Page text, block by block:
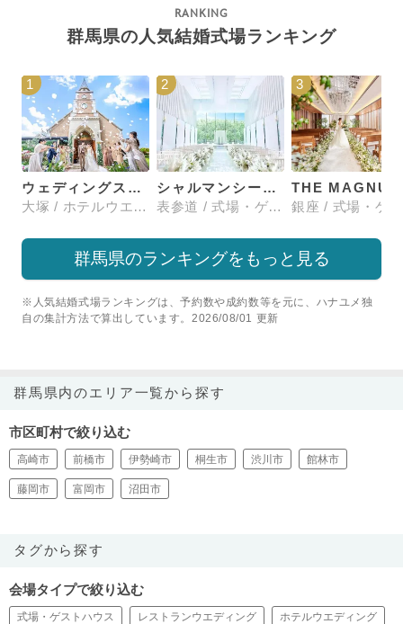
群馬県の人気結婚式場ランキング
1
ウェディングスホテル・ベルクラシック東京
大塚 / ホテルウエディング
2
シャルマンシーナTOKYO
表参道 / 式場・ゲストハウス
3
群馬県のランキングをもっと見る
※人気結婚式場ランキングは、予約数や成約数等を元に、ハナユメ独
自の集計方法で算出しています。2026/08/01 更新
群馬県内のエリア一覧から探す
市区町村で絞り込む
高崎市 前橋市 伊勢崎市 桐生市 渋川市 館林市
藤岡市 富岡市 沼田市
タグから探す
会場タイプで絞り込む
式場・ゲストハウス レストランウエディング ホテルウエディング